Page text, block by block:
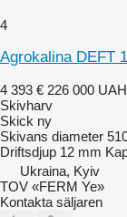
4
Agrokalina DEFT
4 393 € 226 000 UAH
Skivharv
Skick ny
Skivans diameter
Driftsdjup 12 mm
Ukraina, Kyiv
TOV «FERM Ye»
Kontakta säljaren